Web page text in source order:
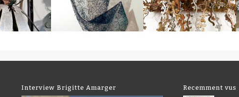
Interview Brigitte Amarger Recemment vus